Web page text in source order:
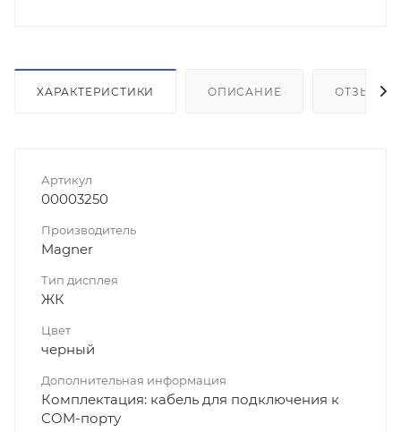
ХАРАКТЕРИСТИКИ ОПИСАНИЕ ОТЗЫВЫ
Артикул
00003250
Производитель
Magner
Тип дисплея
ЖК
Цвет
черный
Дополнительная информация
Комплектация: кабель для подключения к
COM-порту